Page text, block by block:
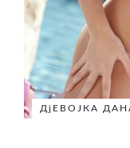
ДјЕВОЈКА